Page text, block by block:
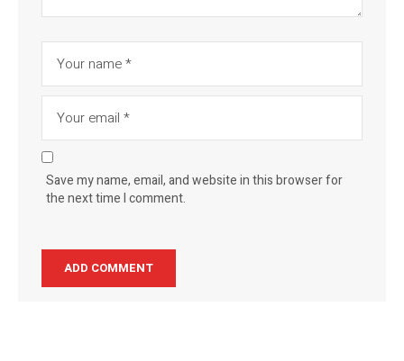
Save my name, email, and website in this browser for
the next time I comment.